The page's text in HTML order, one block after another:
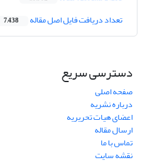
تعداد دریافت فایل اصل مقاله 7,438
دسترسی سریع
صفحه اصلی
درباره نشریه
اعضای هیات تحریریه
ارسال مقاله
تماس با ما
نقشه سایت